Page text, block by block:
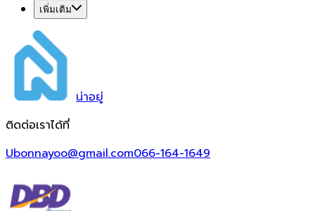
เพิ่มเติม
น่าอยู่
ติดต่อเราได้ที่
Ubonnayoo@gmail.com066-164-1649